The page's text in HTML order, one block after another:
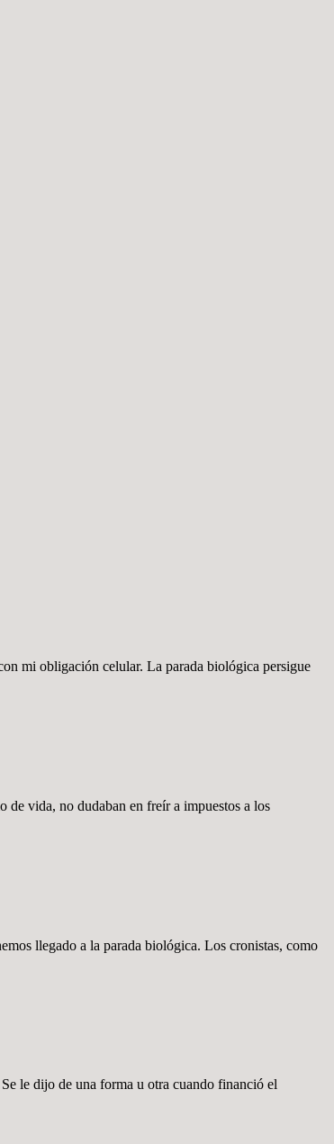
mi obligación celular. La parada biológica persigue
de vida, no dudaban en freír a impuestos a los
llegado a la parada biológica. Los cronistas, como
le dijo de una forma u otra cuando financió el